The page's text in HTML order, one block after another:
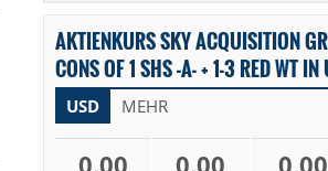
AKTIENKURS SKY ACQUISITION
CONS OF 1 SHS -A- + 1-3 RED WT IN
USD MEHR